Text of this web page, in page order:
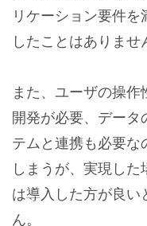
リケーション要件
したことはありませ
また、ユーザの操
開発が必要、データ
テムと連携も必要な
しまうが、実現し
は導入した方が良い
ん。